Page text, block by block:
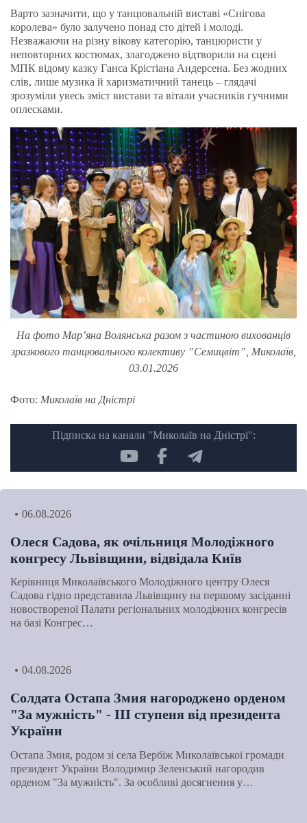
Варто зазначити, що у танцювальній виставі «Снігова
королева» було залучено понад сто дітей і молоді.
Незважаючи на різну вікову категорію, танцюристи у
неповторних костюмах, злагоджено відтворили на сцені
МПК відому казку Ганса Крістіана Андерсена. Без жодних
слів, лише музика й харизматичний танець – глядачі
зрозуміли увесь зміст вистави та вітали учасників гучними
оплесками.
На фото Мар’яна Волянська разом з частиною вихованців
зразкового танцювального колективу ”Семицвіт”, Миколаїв,
03.01.2026
Фото: Миколаїв на Дністрі
Підписка на канали "Миколаїв на Дністрі":
06.08.2026
Олеся Садова, як очільниця Молодіжного
конгресу Львівщини, відвідала Київ
Керівниця Миколаївського Молодіжного центру Олеся
Садова гідно представила Львівщину на першому засіданні
новоствореної Палати регіональних молодіжних конгресів
на базі Конгрес…
04.08.2026
Солдата Остапа Змия нагороджено орденом
"За мужність" - ІІІ ступеня від президента
України
Остапа Змия, родом зі села Вербіж Миколаївської громади
президент України Володимир Зеленський нагородив
орденом "За мужність". За особливі досягнення у…